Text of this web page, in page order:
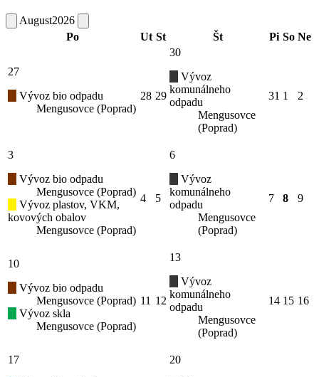
August2026
Po
Ut St Št Pi So Ne
27
Vývoz bio odpadu
Mengusovce (Poprad)
28 29
30
Vývoz
komunálneho
odpadu
Mengusovce
(Poprad)
31 1 2
3
Vývoz bio odpadu
Mengusovce (Poprad)
Vývoz plastov, VKM,
kovových obalov
Mengusovce (Poprad)
4 5
6
Vývoz
komunálneho
odpadu
Mengusovce
(Poprad)
7 8 9
10
Vývoz bio odpadu
Mengusovce (Poprad)
Vývoz skla
Mengusovce (Poprad)
11 12
13
Vývoz
komunálneho
odpadu
Mengusovce
(Poprad)
14 15 16
17
20